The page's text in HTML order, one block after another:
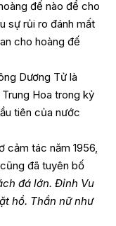
đế nào để cho
sự rủi ro đánh mất
cho hoàng đế
Dương Tử là
Hoa trong kỷ
tiên của nước
cảm tác năm 1956,
đã tuyên bố
đá lớn. Đỉnh Vu
hồ. Thần nữ như